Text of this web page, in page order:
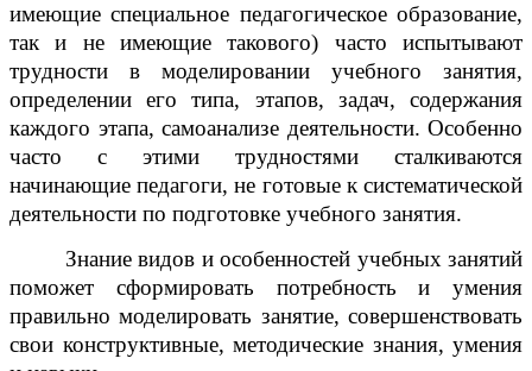
имеющие специальное педагогическое образование,
так и не имеющие такового) часто испытывают
трудности в моделировании учебного занятия,
определении его типа, этапов, задач, содержания
каждого этапа, самоанализе деятельности. Особенно
часто с этими трудностями сталкиваются
начинающие педагоги, не готовые к систематической
деятельности по подготовке учебного занятия.
Знание видов и особенностей учебных занятий
поможет сформировать потребность и умения
правильно моделировать занятие, совершенствовать
свои конструктивные, методические знания, умения